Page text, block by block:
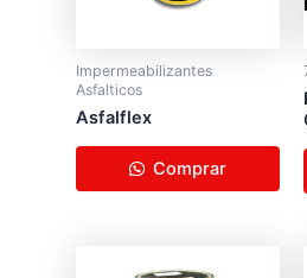
Impermeabilizantes
Asfalticos
Asfalflex
Comprar